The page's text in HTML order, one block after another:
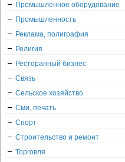
Промышленное оборудование
Промышленность
Реклама, полиграфия
Религия
Ресторанный бизнес
Связь
Сельское хозяйство
Сми, печать
Спорт
Строительство и ремонт
Торговля